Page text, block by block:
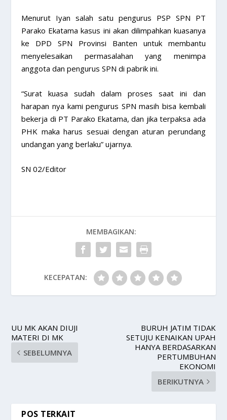
Menurut Iyan salah satu pengurus PSP SPN PT
Parako Ekatama kasus ini akan dilimpahkan kuasanya
ke DPD SPN Provinsi Banten untuk membantu
menyelesaikan permasalahan yang menimpa
anggota dan pengurus SPN di pabrik ini.
“Surat kuasa sudah dalam proses saat ini dan
harapan nya kami pengurus SPN masih bisa kembali
bekerja di PT Parako Ekatama, dan jika terpaksa ada
PHK maka harus sesuai dengan aturan perundang
undangan yang berlaku” ujarnya.
SN 02/Editor
MEMBAGIKAN:
KECEPATAN:
UU MK AKAN DIUJI
MATERI DI MK
SEBELUMNYA
BURUH JATIM TIDAK
SETUJU KENAIKAN UPAH
HANYA BERDASARKAN
PERTUMBUHAN
EKONOMI
BERIKUTNYA
POS TERKAIT